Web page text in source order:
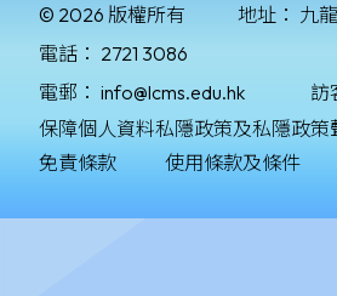
© 2026 版權所有 地址： 九
電話： 2721 3086
電郵： info@lcms.edu.hk 訪
保障個人資料私隱政策及私隱政策
免責條款
使用條款及條件